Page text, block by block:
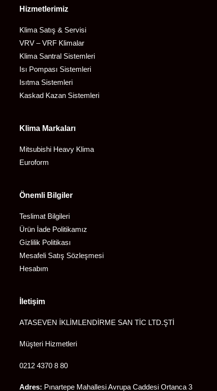
Hizmetlerimiz
Klima Satış & Servisi
VRV – VRF Klimalar
Klima Santral Sistemleri
Isı Pompası Sistemleri
Isıtma Sistemleri
Kaskad Kazan Sistemleri
Klima Markaları
Mitsubishi Heavy Klima
Euroform
Önemli Bilgiler
Teslimat Bilgileri
Ürün İade Politikamız
Gizlilik Politikası
Mesafeli Satış Sözleşmesi
Hesabım
İletişim
ATASEVEN İKLİMLENDİRME SAN TİC LTD.ŞTİ
Müşteri Hizmetleri
0212 4370 8 80
Adres: Pınartepe Mahallesi Avrupa Caddesi Ortanca 3